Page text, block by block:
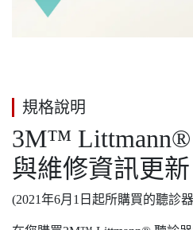
規格說明
3M™ Littmann®
與維修資訊更新
(2021年6月1日起所購買的聽診